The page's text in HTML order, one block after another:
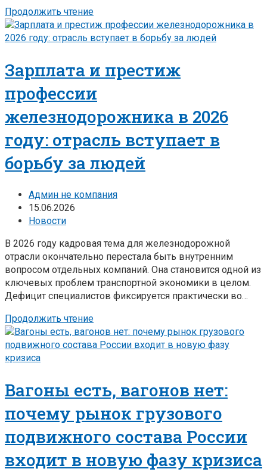
Продолжить чтение
Зарплата и престиж
профессии
железнодорожника в 2026
году: отрасль вступает в
борьбу за людей
Админ не компания
15.06.2026
Новости
В 2026 году кадровая тема для железнодорожной
отрасли окончательно перестала быть внутренним
вопросом отдельных компаний. Она становится одной из
ключевых проблем транспортной экономики в целом.
Дефицит специалистов фиксируется практически во…
Продолжить чтение
Вагоны есть, вагонов нет:
почему рынок грузового
подвижного состава России
входит в новую фазу кризиса